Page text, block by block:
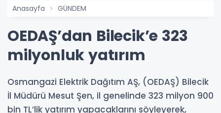
Anasayfa GÜNDEM
OEDAŞ’dan Bilecik’e 323
milyonluk yatırım
Osmangazi Elektrik Dağıtım AŞ, (OEDAŞ) Bilecik
İl Müdürü Mesut Şen, il genelinde 323 milyon 900
bin TL’lik yatırım yapacaklarını söyleyerek,